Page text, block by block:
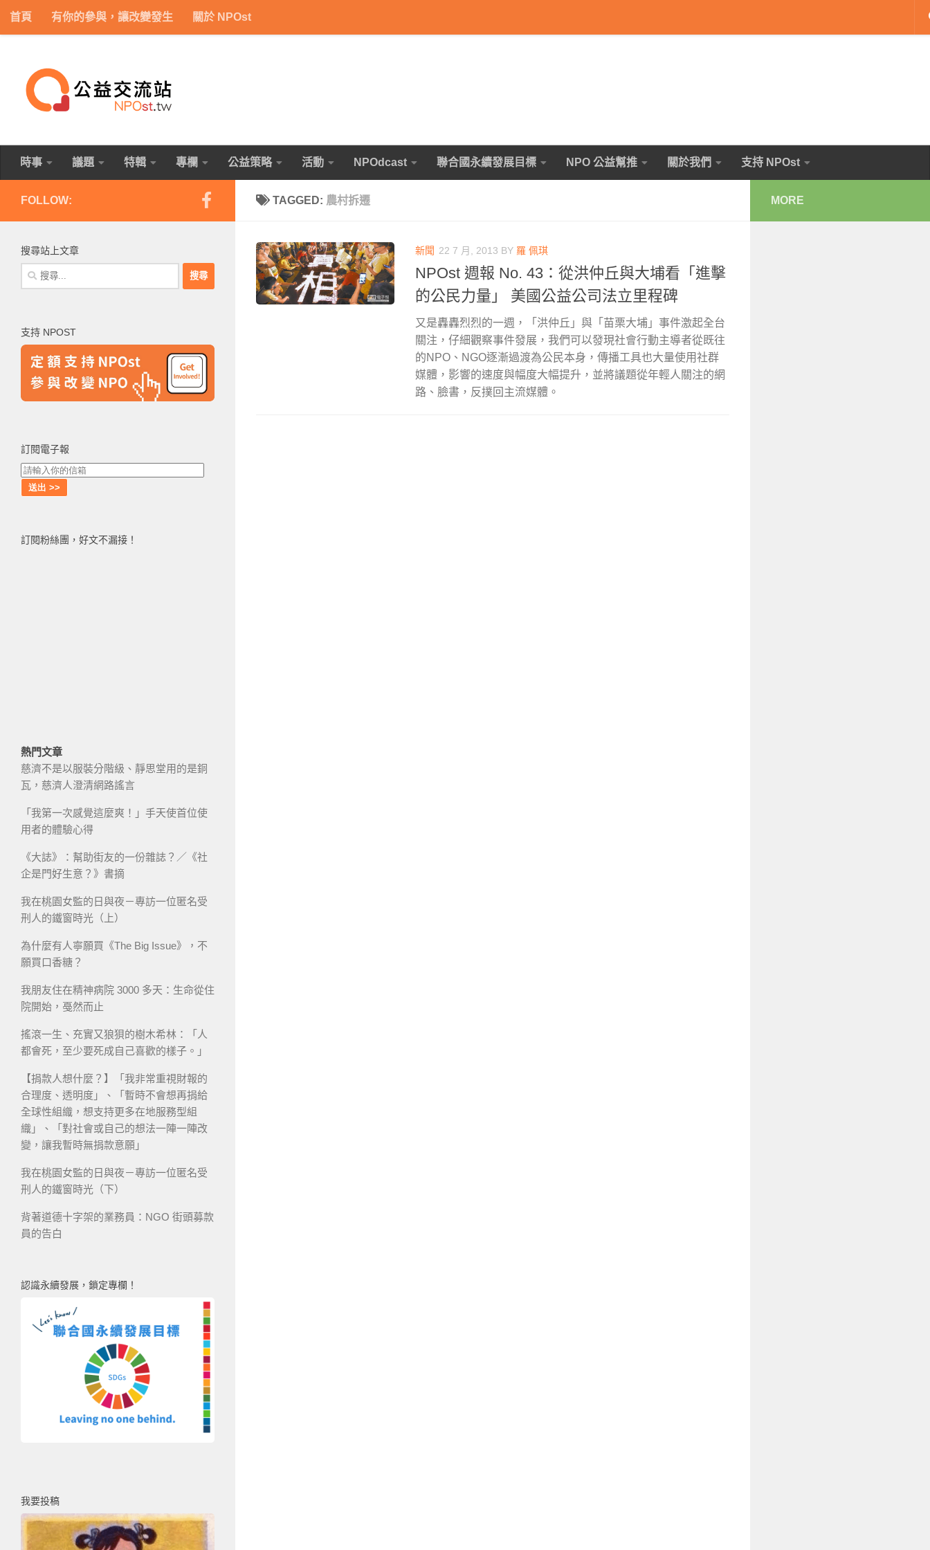
Skip to content
首頁 有你的參與，讓改變發生 關於 NPOst
時事 議題 特輯 專欄 公益策略 活動 NPOdcast 聯合國永續發展目標 NPO 公益幫推 關於我們 支持 NPOst
TAGGED: 農村拆遷
新聞 22 7 月, 2013 BY 羅 佩琪
NPOst 週報 No. 43：從洪仲丘與大埔看「進擊
的公民力量」 美國公益公司法立里程碑
又是轟轟烈烈的一週，「洪仲丘」與「苗栗大埔」事件激起全台
關注，仔細觀察事件發展，我們可以發現社會行動主導者從既往
的NPO、NGO逐漸過渡為公民本身，傳播工具也大量使用社群
媒體，影響的速度與幅度大幅提升，並將議題從年輕人關注的網
路、臉書，反撲回主流媒體。
FOLLOW:
搜尋站上文章
搜
尋
字:
支持 NPOST
訂閱電子報
訂閱粉絲團，好文不漏接！
熱門文章
慈濟不是以服裝分階級、靜思堂用的是銅
瓦，慈濟人澄清網路謠言
「我第一次感覺這麼爽！」手天使首位使
用者的體驗心得
《大誌》：幫助街友的一份雜誌？／《社
企是門好生意？》書摘
我在桃園女監的日與夜－專訪一位匿名受
刑人的鐵窗時光（上）
為什麼有人寧願買《The Big Issue》，不
願買口香糖？
我朋友住在精神病院 3000 多天：生命從住
院開始，戞然而止
搖滾一生、充實又狼狽的樹木希林：「人
都會死，至少要死成自己喜歡的樣子。」
【捐款人想什麼？】「我非常重視財報的
合理度、透明度」、「暫時不會想再捐給
全球性組織，想支持更多在地服務型組
織」、「對社會或自己的想法一陣一陣改
變，讓我暫時無捐款意願」
我在桃園女監的日與夜－專訪一位匿名受
刑人的鐵窗時光（下）
背著道德十字架的業務員：NGO 街頭募款
員的告白
認識永續發展，鎖定專欄！
我要投稿
MORE